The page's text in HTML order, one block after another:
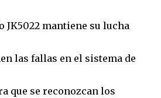
JK5022 mantiene su lucha
las fallas en el sistema de
que se reconozcan los